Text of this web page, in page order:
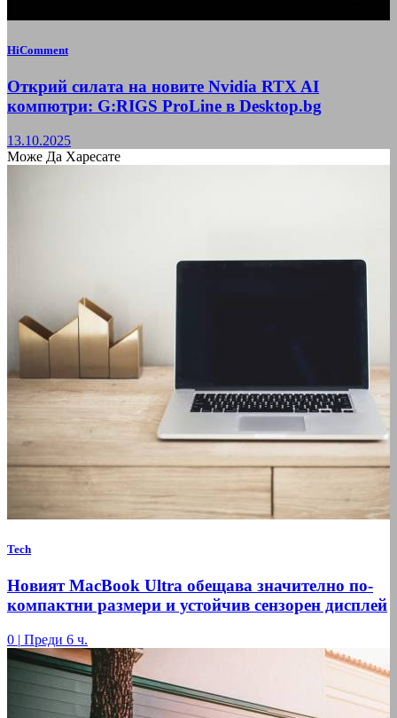
HiComment
Открий силата на новите Nvidia RTX AI
компютри: G:RIGS ProLine в Desktop.bg
13.10.2025
Може Да Харесате
Tech
Новият MacBook Ultra обещава значително по-
компактни размери и устойчив сензорен дисплей
0 | Преди 6 ч.